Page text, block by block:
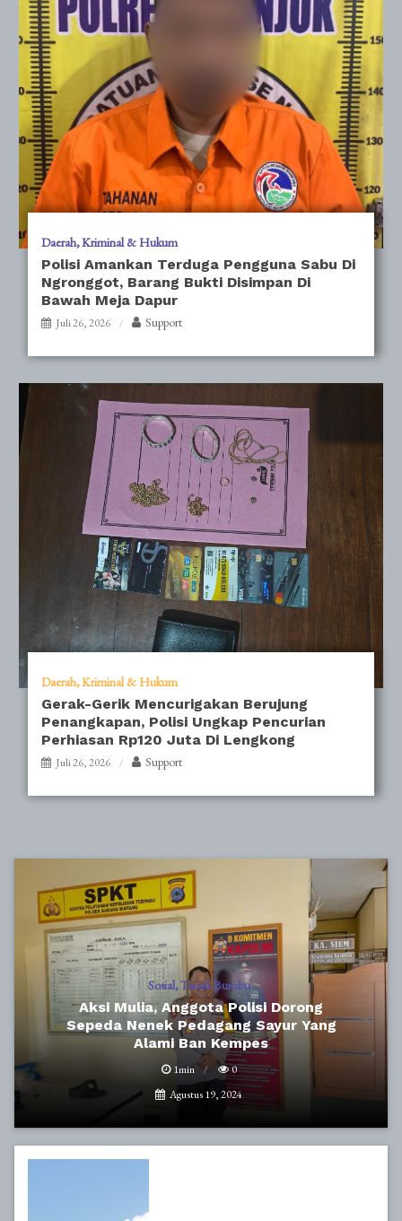
Daerah Kriminal & Hukum
Polisi Amankan Terduga Pengguna Sabu Di
Ngronggot, Barang Bukti Disimpan Di
Bawah Meja Dapur
Juli 26, 2026 Support
Daerah Kriminal & Hukum
Gerak-Gerik Mencurigakan Berujung
Penangkapan, Polisi Ungkap Pencurian
Perhiasan Rp120 Juta Di Lengkong
Juli 26, 2026 Support
Sosial Tanah Bumbu
Aksi Mulia, Anggota Polisi Dorong
Sepeda Nenek Pedagang Sayur Yang
Alami Ban Kempes
1min
0
Agustus 19, 2024